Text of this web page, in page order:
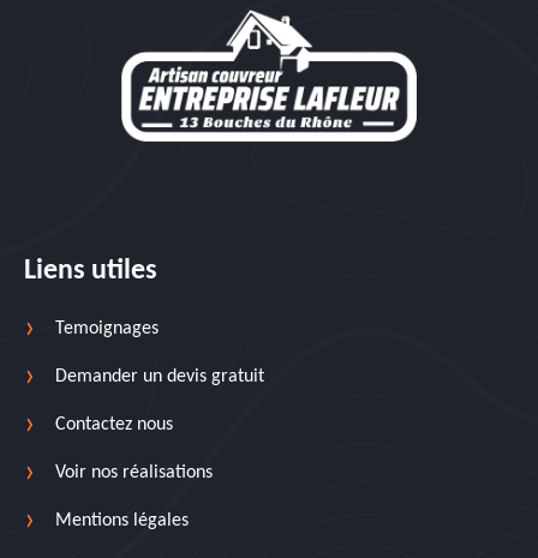
Liens utiles
Temoignages
Demander un devis gratuit
Contactez nous
Voir nos réalisations
Mentions légales